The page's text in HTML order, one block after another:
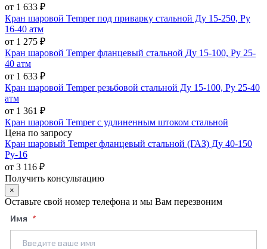
от 1 633 ₽
Кран шаровой Temper под приварку стальной Ду 15-250, Ру
16-40 атм
от 1 275 ₽
Кран шаровой Temper фланцевый стальной Ду 15-100, Ру 25-
40 атм
от 1 633 ₽
Кран шаровой Temper резьбовой стальной Ду 15-100, Ру 25-40
атм
от 1 361 ₽
Кран шаровой Temper с удлиненным штоком стальной
Цена по запросу
Кран шаровый Temper фланцевый стальной (ГАЗ) Ду 40-150
Ру-16
от 3 116 ₽
Получить консультацию
×
Оставьте свой номер телефона и мы Вам перезвоним
Имя